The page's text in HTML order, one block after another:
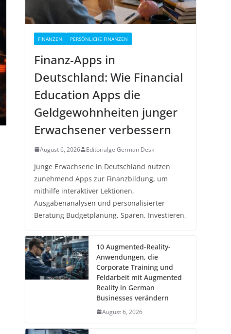
FINANZEN PERSÖNLICHE FINANZEN
Finanz-Apps in
Deutschland: Wie Financial
Education Apps die
Geldgewohnheiten junger
Erwachsener verbessern
August 6, 2026 Editorialge German Desk
Junge Erwachsene in Deutschland nutzen
zunehmend Apps zur Finanzbildung, um
mithilfe interaktiver Lektionen,
Ausgabenanalysen und personalisierter
Beratung Budgetplanung, Sparen, Investieren,
10 Augmented-Reality-
Anwendungen, die
Corporate Training und
Feldarbeit mit Augmented
Reality in German
Businesses verändern
August 6, 2026